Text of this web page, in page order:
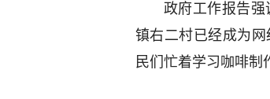
政府工作报告强
镇右二村已经成为
民们忙着学习咖啡制